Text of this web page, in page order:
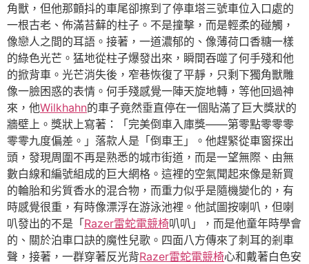
角獸，但他那顫抖的車尾卻擦到了停車塔三號車位入口處的
一根古老、佈滿苔蘚的柱子。不是撞擊，而是輕柔的碰觸，
像戀人之間的耳語。接著，一道濃郁的、像薄荷口香糖一樣
的綠色光芒。猛地從柱子爆發出來，瞬間吞噬了何手殘和他
的掀背車。光芒消失後，窄巷恢復了平靜，只剩下獨角獸雕
像一臉困惑的表情。何手殘感覺一陣天旋地轉，等他回過神
來，他Wilkhahn的車子竟然垂直停在一個貼滿了巨大獎狀的
牆壁上。獎狀上寫著：「完美倒車入庫獎——第零點零零零
零零九度偏差。」落款人是「倒車王」。他趕緊從車窗探出
頭，發現周圍不再是熟悉的城市街道，而是一望無際、由無
數白線和編號組成的巨大網格。這裡的空氣聞起來像是新買
的輪胎和劣質香水的混合物，而重力似乎是隨機變化的，有
時感覺很重，有時像漂浮在游泳池裡。他試圖按喇叭，但喇
叭發出的不是「Razer雷蛇電競椅叭叭」，而是他童年時學會
的、關於泊車口訣的魔性兒歌。四面八方傳來了刺耳的剎車
聲，接著，一群穿著反光背Razer雷蛇電競椅心和戴著白色安